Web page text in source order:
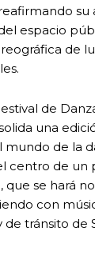
su
espacio
de
de
una
de la
centro de un
que se hará
con
de tránsito de